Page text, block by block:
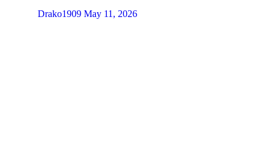
Drako1909 May 11, 2026